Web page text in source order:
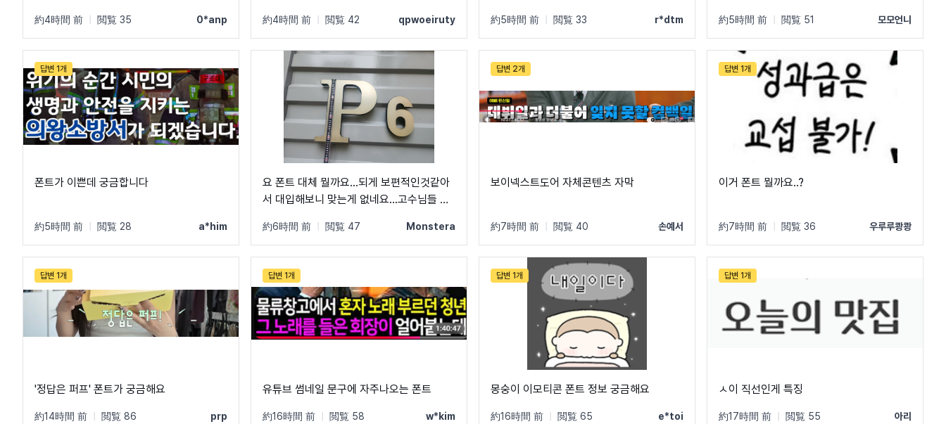
約4時間 前 閲覧 35 0*anp 約4時間 前 閲覧 42 qpwoeiruty 約5時間 前 閲覧 33 r*dtm 約5時間 前 閲覧 51 모모언니
답변 1개
폰트가 이쁜데 궁금합니다
約5時間 前 閲覧 28 a*him
요 폰트 대체 뭘까요...되게 보편적인것같아
서 대입해보니 맞는게 없네요...고수님들 도
約6時間 前 閲覧 47 Monstera
답변 2개
보이넥스트도어 자체콘텐츠 자막
約7時間 前 閲覧 40 손예서
답변 1개
이거 폰트 뭘까요..?
約7時間 前 閲覧 36 우루루쾅쾅
답변 1개
'정답은 퍼프' 폰트가 궁금해요
約14時間 前 閲覧 86 prp
답변 1개
유튜브 썸네일 문구에 자주나오는 폰트
約16時間 前 閲覧 58 w*kim
답변 1개
몽숭이 이모티콘 폰트 정보 궁금해요
約16時間 前 閲覧 65 e*toi
답변 1개
ㅅ이 직선인게 특징
約17時間 前 閲覧 55 아리